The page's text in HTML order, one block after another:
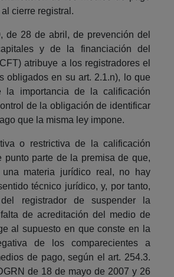
cierre registral.
de 28 de abril, de prevención del
y de la financiación del
atribuye a los registradores el
obligados en su art. 2.1.n), lo que
la importancia de la calificación
de la obligación de identificar
que la misma ley impone.
o restrictiva de la calificación
punto parte de la premisa de que,
materia jurídico real, no hay
técnico jurídico, y, por tanto,
registrador de suspender la
de acreditación del medio de
al supuesto en que conste en la
de los comparecientes a
de pago, según el art. 254.3.
de 18 de mayo de 2007 y 26